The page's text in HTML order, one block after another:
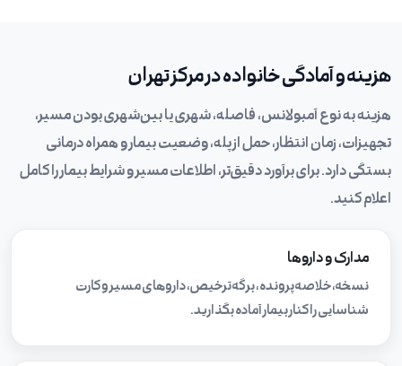
هزینه و آمادگی خانواده در مرکز تهران
هزینه به نوع آمبولانس، فاصله، شهری یا بین‌شهری بودن مسیر،
تجهیزات، زمان انتظار، حمل از پله، وضعیت بیمار و همراه درمانی
بستگی دارد. برای برآورد دقیق‌تر، اطلاعات مسیر و شرایط بیمار را کامل
اعلام کنید.
مدارک و داروها
نسخه، خلاصه پرونده، برگه ترخیص، داروهای مسیر و کارت
شناسایی را کنار بیمار آماده بگذارید.